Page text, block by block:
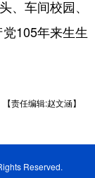
、车间校园、
105年来生生
【责任编辑:赵文涵】
Reserved.